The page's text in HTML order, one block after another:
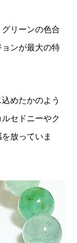
リーンの色合
ンが最大の特
めたかのよう
セドニーやク
放っていま